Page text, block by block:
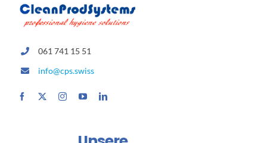
061 741 15 51
info@cps.swiss